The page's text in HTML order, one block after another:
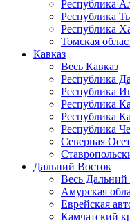
Республика
Республика
Республика
Томская
Кавказ
Весь Кавказ
Республика
Республика
Республика
Республика
Республика
Северная
Дальний Восток
Весь Дальний
Амурская
Еврейская
Камчатский